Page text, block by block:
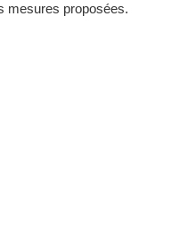
mesures proposées.